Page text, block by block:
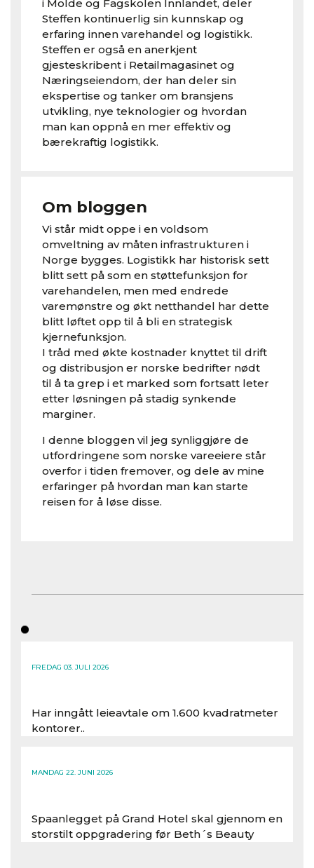
i Molde og Fagskolen Innlandet, deler
Steffen kontinuerlig sin kunnskap og
erfaring innen varehandel og logistikk.
Steffen er også en anerkjent
gjesteskribent i Retailmagasinet og
Næringseiendom, der han deler sin
ekspertise og tanker om bransjens
utvikling, nye teknologier og hvordan
man kan oppnå en mer effektiv og
bærekraftig logistikk.
Om bloggen
Vi står midt oppe i en voldsom
omveltning av måten infrastrukturen i
Norge bygges. Logistikk har historisk sett
blitt sett på som en støttefunksjon for
varehandelen, men med endrede
varemønstre og økt netthandel har dette
blitt løftet opp til å bli en strategisk
kjernefunksjon.
I tråd med økte kostnader knyttet til drift
og distribusjon er norske bedrifter nødt
til å ta grep i et marked som fortsatt leter
etter løsningen på stadig synkende
marginer.
I denne bloggen vil jeg synliggjøre de
utfordringene som norske vareeiere står
overfor i tiden fremover, og dele av mine
erfaringer på hvordan man kan starte
reisen for å løse disse.
FREDAG 03. JULI 2026
Har inngått leieavtale om 1.600 kvadratmeter
kontorer..
MANDAG 22. JUNI 2026
Spaanlegget på Grand Hotel skal gjennom en
storstilt oppgradering før Beth´s Beauty